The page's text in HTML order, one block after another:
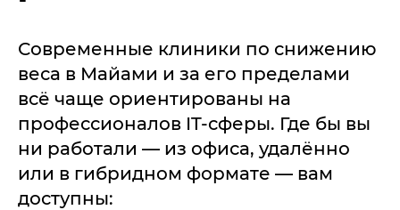
Современные клиники по снижению
веса в Майами и за его пределами
всё чаще ориентированы на
профессионалов IT-сферы. Где бы вы
ни работали — из офиса, удалённо
или в гибридном формате — вам
доступны: